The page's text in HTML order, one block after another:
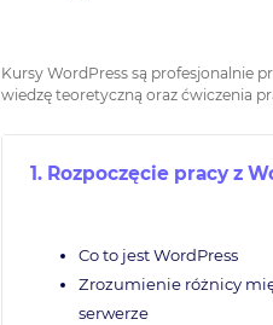
Kursy WordPress są profesjonalnie
wiedzę teoretyczną oraz ćwiczenia
1. Rozpoczęcie pracy z
Co to jest WordPress
Zrozumienie różnicy
serwerze